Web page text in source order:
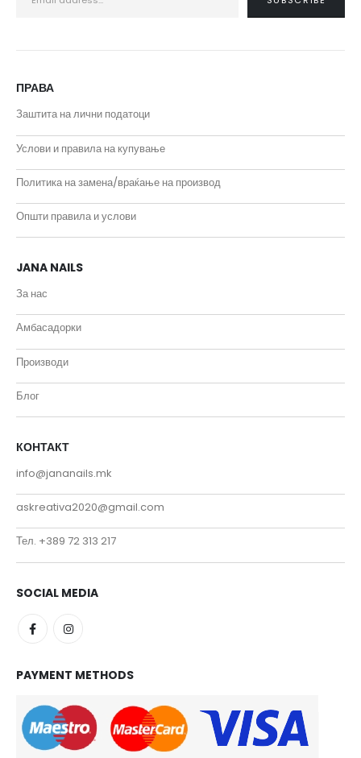
ПРАВА
Заштита на лични податоци
Услови и правила на купување
Политика на замена/враќање на производ
Општи правила и услови
JANA NAILS
За нас
Амбасадорки
Производи
Блог
КОНТАКТ
info@jananails.mk
askreativa2020@gmail.com
Тел. +389 72 313 217
SOCIAL MEDIA
PAYMENT METHODS